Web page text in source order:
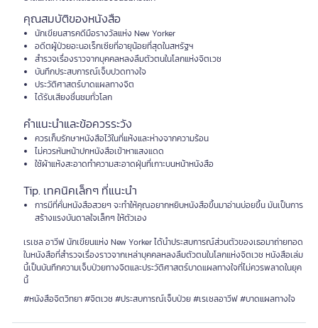
คุณสมบัติของหนังสือ
นักเขียนสารคดีมือรางวัลแห่ง New Yorker
อดีตผู้ป่วยอะนอเร็กเซียที่อายุน้อยที่สุดในสหรัฐฯ
สำรวจเรื่องราวจากบุคคลหลงลืมตัวตนในโลกแห่งจิตเวช
บันทึกประสบการณ์เจ็บปวดทางใจ
ประวัติศาสตร์บาดแผลทางจิต
ได้รับเสียงชื่นชมทั่วโลก
คำแนะนำและข้อควรระวัง
ควรเก็บรักษาหนังสือไว้ในที่แห้งและห่างจากความร้อน
ไม่ควรหันหน้าปกหนังสือเข้าหาแสงแดด
ใช้ผ้าแห้งสะอาดทำความสะอาดฝุ่นที่เกาะบนหน้าหนังสือ
Tip. เทคนิคเล็กๆ ที่แนะนำ
การมีที่คั่นหนังสือสวยๆ จะทำให้คุณอยากหยิบหนังสือขึ้นมาอ่านบ่อยขึ้น มันเป็นการ
สร้างแรงบันดาลใจเล็กๆ ให้ตัวเอง
เรเชล อาวีฟ นักเขียนแห่ง New Yorker ได้นำประสบการณ์ส่วนตัวของเธอมาถ่ายทอด
ในหนังสือที่สำรวจเรื่องราวจากเหล่าบุคคลหลงลืมตัวตนในโลกแห่งจิตเวช หนังสือเล่ม
นี้เป็นบันทึกความเจ็บป่วยทางจิตและประวัติศาสตร์บาดแผลทางใจที่ไม่ควรพลาดในยุค
นี้
#หนังสือจิตวิทยา #จิตเวช #ประสบการณ์เจ็บป่วย #เรเชลอาวีฟ #บาดแผลทางใจ